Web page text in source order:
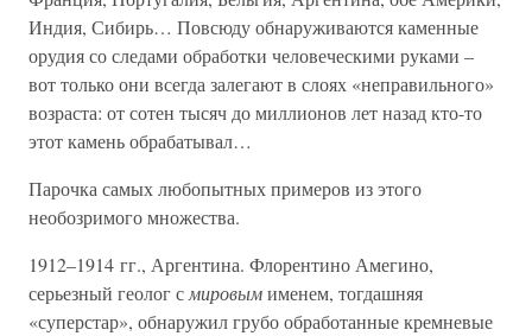
Индия, Сибирь… Повсюду обнаруживаются каменные
орудия со следами обработки человеческими руками –
вот только они всегда залегают в слоях «неправильного»
возраста: от сотен тысяч до миллионов лет назад кто-то
этот камень обрабатывал…
Парочка самых любопытных примеров из этого
необозримого множества.
1912–1914 гг., Аргентина. Флорентино Амегино,
серьезный геолог с мировымименем, тогдашняя
«суперстар», обнаружил грубо обработанные кремневые